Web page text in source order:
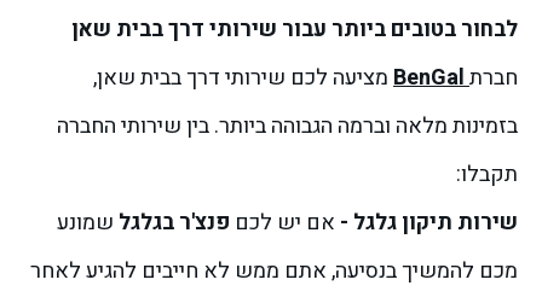
לבחור בטובים ביותר עבור שירותי דרך בבית שאן
חברתBenGalמציעה לכם שירותי דרך בבית שאן,
בזמינות מלאה וברמה הגבוהה ביותר. בין שירותי החברה
תקבלו:
שירות תיקון גלגל - אם יש לכם פנצ'ר בגלגל שמונע
מכם להמשיך בנסיעה, אתם ממש לא חייבים להגיע לאחר